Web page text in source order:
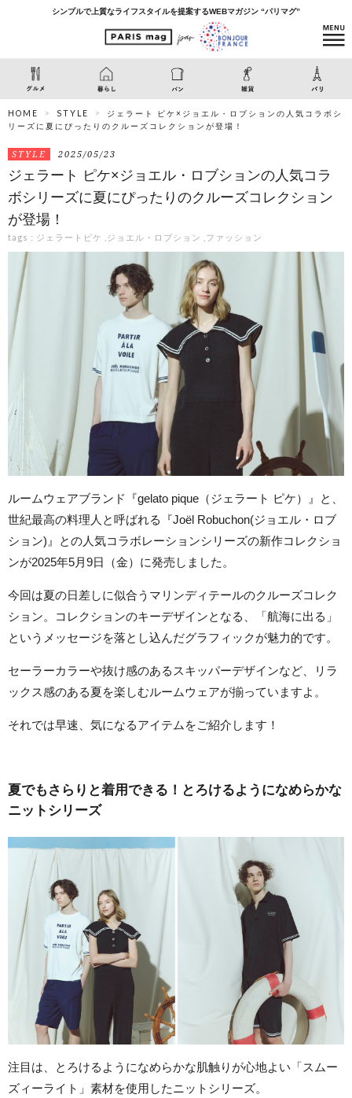
シンプルで上質なライフスタイルを提案するWEBマガジン “パリマグ”
HOME STYLE
ジェラート ピケ×ジョエル・ロブションの人気コラボシ
リーズに夏にぴったりのクルーズコレクションが登場！
STYLE 2025/05/23
ジェラート ピケ×ジョエル・ロブションの人気コラ
ボシリーズに夏にぴったりのクルーズコレクション
が登場！
tags : ジェラートピケ ジョエル・ロブション ファッション
ルームウェアブランド『gelato pique（ジェラート ピケ）』と、
世紀最高の料理人と呼ばれる『Joël Robuchon(ジョエル・ロブ
ション)』との人気コラボレーションシリーズの新作コレクショ
ンが2025年5月9日（金）に発売しました。
今回は夏の日差しに似合うマリンディテールのクルーズコレク
ション。コレクションのキーデザインとなる、「航海に出る」
というメッセージを落とし込んだグラフィックが魅力的です。
セーラーカラーや抜け感のあるスキッパーデザインなど、リラ
ックス感のある夏を楽しむルームウェアが揃っていますよ。
それでは早速、気になるアイテムをご紹介します！
夏でもさらりと着用できる！とろけるようになめらかな
ニットシリーズ
注目は、とろけるようになめらかな肌触りが心地よい「スムー
ズィーライト」素材を使用したニットシリーズ。